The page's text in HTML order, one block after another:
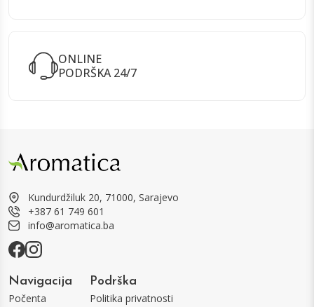
ONLINE
PODRŠKA 24/7
Kundurdžiluk 20, 71000, Sarajevo
+387 61 749 601
info@aromatica.ba
Navigacija
Počenta
Podrška
Politika privatnosti